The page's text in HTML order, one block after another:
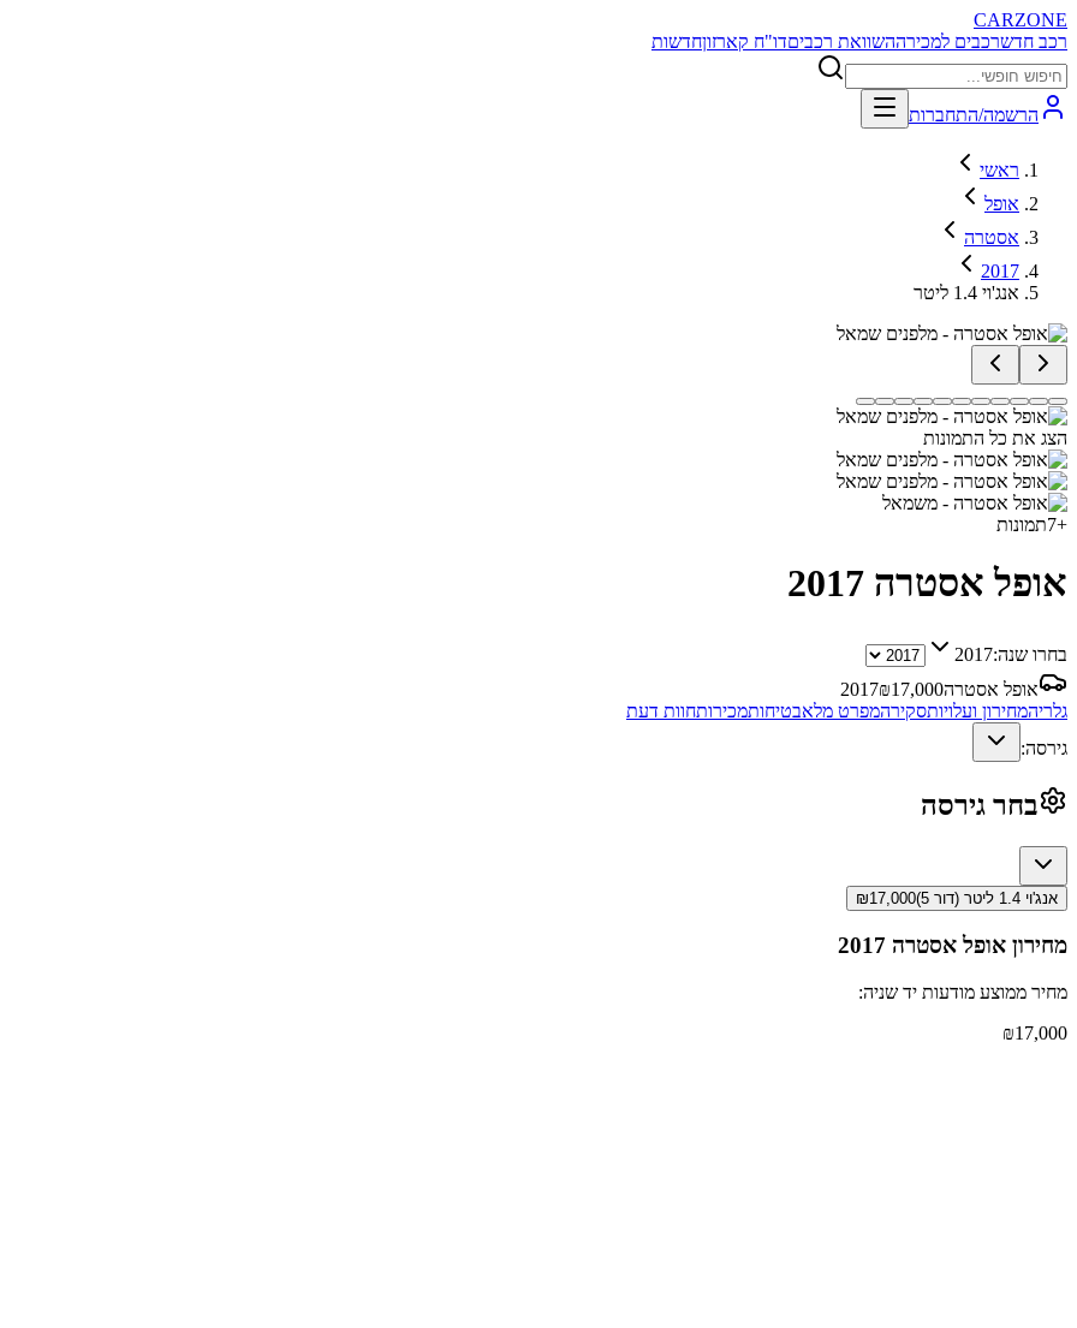
CARZONE
רכב חדשרכבים למכירההשוואת רכביםדו"ח קארזוןחדשות
הרשמה/התחברות
ראשי
אופל
אסטרה
2017
אנג'וי 1.4 ליטר
הצג את כל התמונות
+
7תמונות
אופל אסטרה 2017
בחרו שנה:2017
אופל אסטרה
2017₪17,000
גלריהמחירון ועלויותסקירהמפרט מלאבטיחותמכירותחוות דעת
גירסה:
בחר גירסה
אנג'וי 1.4 ליטר (דור 5) ₪17,000
מחירון אופל אסטרה 2017
מחיר ממוצע מודעות יד שניה:
₪17,000